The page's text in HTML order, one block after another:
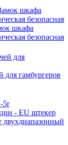
шкафа
безопасная
гамбургеров